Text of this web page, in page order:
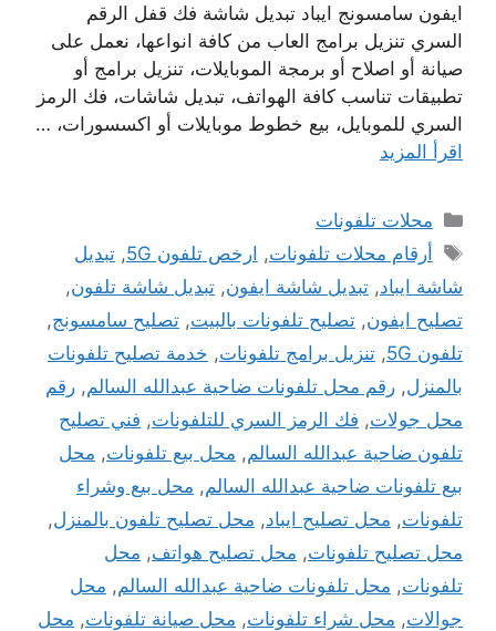
ايفون سامسونج ايباد تبديل شاشة فك قفل الرقم
السري تنزيل برامج العاب من كافة انواعها، نعمل على
صيانة أو اصلاح أو برمجة الموبايلات، تنزيل برامج أو
تطبيقات تناسب كافة الهواتف، تبديل شاشات، فك الرمز
السري للموبايل، بيع خطوط موبايلات أو اكسسورات، …
اقرأ المزيد
التصنيفات
محلات تلفونات
الوسوم
أرقام محلات تلفونات, ارخص تلفون 5G ,تبديل
شاشة ايباد, تبديل شاشة ايفون, تبديل شاشة تلفون,
تصليح ايفون, تصليح تلفونات بالبيت, تصليح سامسونج,
تلفون 5G
, تنزيل برامج تلفونات, خدمة تصليح تلفونات
بالمنزل, رقم محل تلفونات ضاحية عبدالله السالم, رقم
محل جولات, فك الرمز السري للتلفونات, فني تصليح
تلفون ضاحية عبدالله السالم, محل بيع تلفونات, محل
بيع تلفونات ضاحية عبدالله السالم, محل بيع وشراء
تلفونات, محل تصليح ايباد, محل تصليح تلفون بالمنزل,
محل تصليح تلفونات, محل تصليح هواتف, محل
تلفونات, محل تلفونات ضاحية عبدالله السالم, محل
جوالات, محل شراء تلفونات, محل صيانة تلفونات, محل